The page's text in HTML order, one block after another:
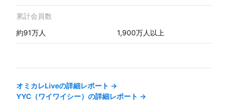
累計会員数
約91万人
1,900万人以上
オミカレLiveの詳細レポート →
YYC（ワイワイシー） の詳細レポート →